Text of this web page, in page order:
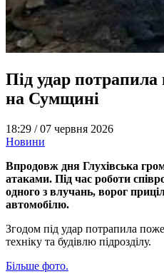
Під удар
на Сумщині
18:29 /07 червня 2026
Новини
Впродовж дня Глухівська
атаками. Під час роботи
одного з влучань, ворог
автомобілю.
Згодом під удар потрапила
техніку та будівлю підрозділу.
Більше фото.